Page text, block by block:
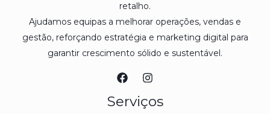
retalho.
Ajudamos equipas a melhorar operações, vendas e
gestão, reforçando estratégia e marketing digital para
garantir crescimento sólido e sustentável.
Serviços